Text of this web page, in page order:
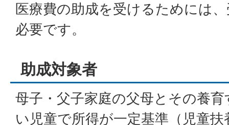
医療費の助成を受けるためには
必要です。
助成対象者
母子・父子家庭の父母とその養
い児童で所得が一定基準（児童